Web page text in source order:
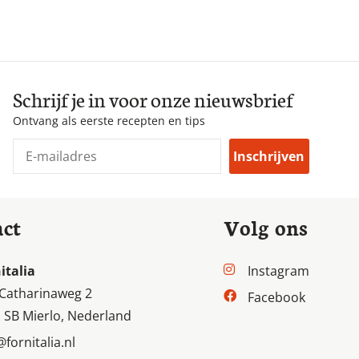
Schrijf je in voor onze nieuwsbrief
Ontvang als eerste recepten en tips
Inschrijven
2
SB Mierlo, Nederland
Volg ons
Instagram
Facebook